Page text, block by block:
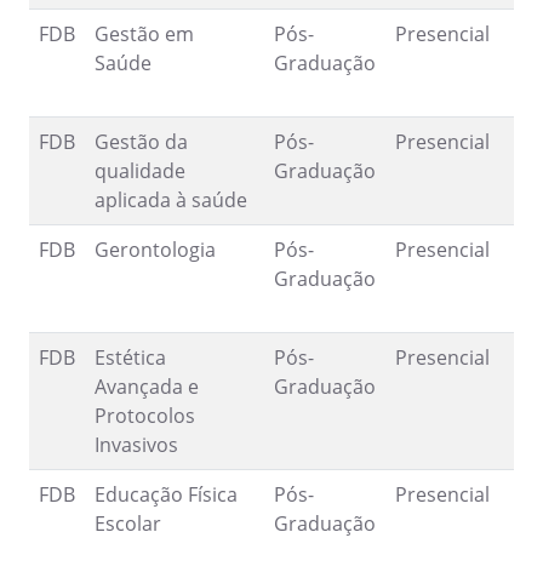
FDB
Gestão em
Saúde
Pós-
Graduação
Presencial
FDB
Gestão da
qualidade
aplicada à saúde
Pós-
Graduação
Presencial
FDB Gerontologia
Pós-
Graduação
Presencial
FDB
Estética
Avançada e
Protocolos
Invasivos
Pós-
Graduação
Presencial
FDB
Educação Física
Escolar
Pós-
Graduação
Presencial